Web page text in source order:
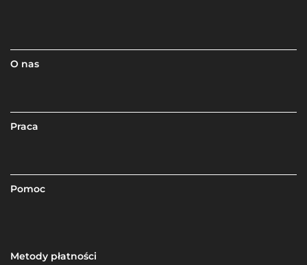
O nas
Praca
Pomoc
Metody płatności